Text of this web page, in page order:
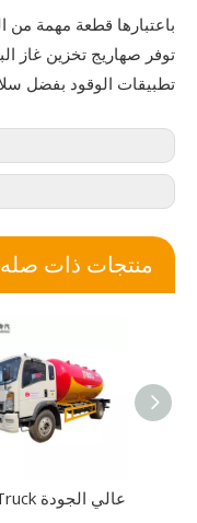
باعتبارها قطعة مهمة من
توفر صهاريج تخزين غاز
تطبيقات الوقود بفضل
منتجات ذات صله